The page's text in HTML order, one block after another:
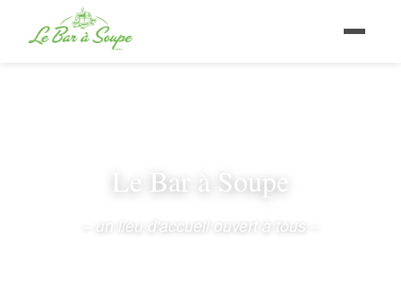
Le Bar à Soupe
– un lieu d'accueil ouvert à tous –